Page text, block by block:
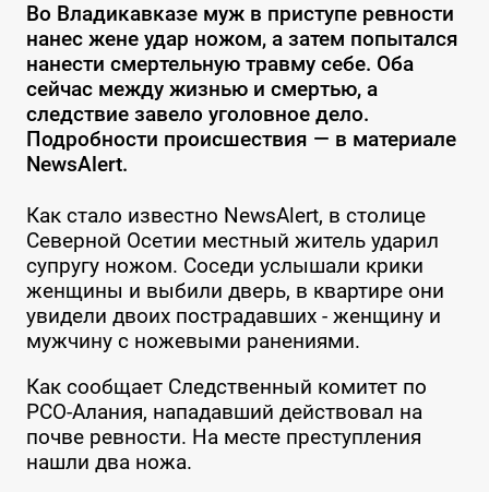
Во Владикавказе муж в приступе ревности
нанес жене удар ножом, а затем попытался
нанести смертельную травму себе. Оба
сейчас между жизнью и смертью, а
следствие завело уголовное дело.
Подробности происшествия — в материале
NewsAlert.
Как стало известно NewsAlert, в столице
Северной Осетии местный житель ударил
супругу ножом. Соседи услышали крики
женщины и выбили дверь, в квартире они
увидели двоих пострадавших - женщину и
мужчину с ножевыми ранениями.
Как сообщает Следственный комитет по
РСО-Алания, нападавший действовал на
почве ревности. На месте преступления
нашли два ножа.